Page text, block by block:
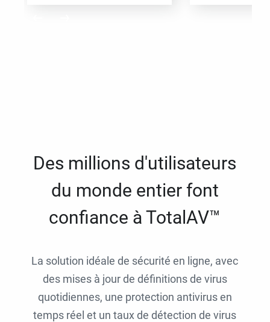
Des millions d'utilisateurs
du monde entier font
confiance à TotalAV™
La solution idéale de sécurité en ligne, avec
des mises à jour de définitions de virus
quotidiennes, une protection antivirus en
temps réel et un taux de détection de virus